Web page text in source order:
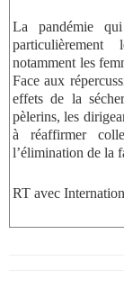
La pandémie
notamment les
Face aux
effets de la
pèlerins, les
à réaffirmer
l’élimination de la
RT avec